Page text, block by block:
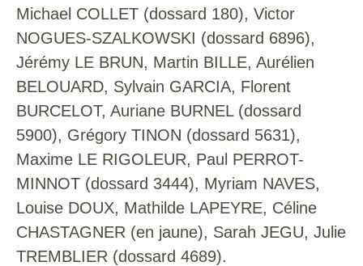
Michael COLLET (dossard 180), Victor
NOGUES-SZALKOWSKI (dossard 6896),
Jérémy LE BRUN, Martin BILLE, Aurélien
BELOUARD, Sylvain GARCIA, Florent
BURCELOT, Auriane BURNEL (dossard
5900), Grégory TINON (dossard 5631),
Maxime LE RIGOLEUR, Paul PERROT-
MINNOT (dossard 3444), Myriam NAVES,
Louise DOUX, Mathilde LAPEYRE, Céline
CHASTAGNER (en jaune), Sarah JEGU, Julie
TREMBLIER (dossard 4689).